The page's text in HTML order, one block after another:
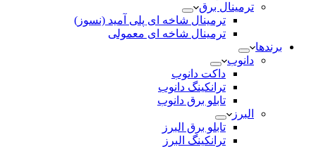
ترمینال برق
ترمینال شاخه ای پلی آمید (نسوز)
ترمینال شاخه ای معمولی
برندها
دانوب
داکت دانوب
ترانکینگ دانوب
تابلو برق دانوب
البرز
تابلو برق البرز
ترانکینگ البرز